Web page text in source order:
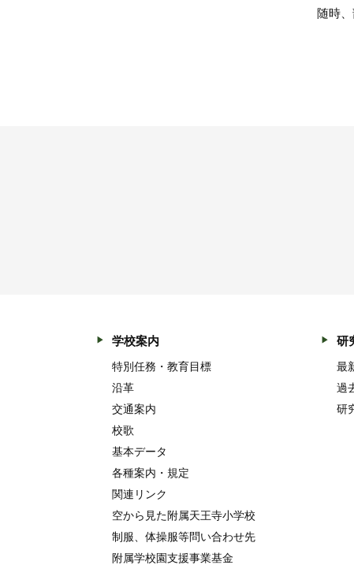
随時
学校案内
特別任務・教育目標
沿革
交通案内
校歌
基本データ
各種案内・規定
関連リンク
空から見た附属天王寺小学校
制服、体操服等問い合わせ先
附属学校園支援事業基金
研
最
過
研